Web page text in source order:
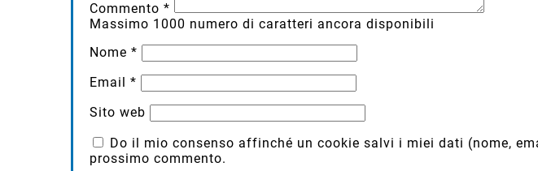
Commento *
Massimo 1000 numero di caratteri ancora disponibili
Nome *
Email *
Sito web
Do il mio consenso affinché un cookie salvi i miei dati (nome,
prossimo commento.